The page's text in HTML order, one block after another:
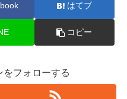
はてブ
コピー
フォローする